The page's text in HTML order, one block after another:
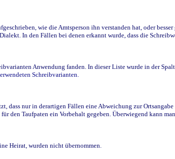
wie die Amtsperson ihn verstanden hat, oder
In den Fällen bei denen erkannt wurde, dass die
Anwendung fanden. In dieser Liste wurde in der
Schreibvarianten.
dass nur in derartigen Fällen eine Abweichung zur
Taufpaten ein Vorbehalt gegeben. Überwiegend kann
Heirat, wurden nicht übernommen.